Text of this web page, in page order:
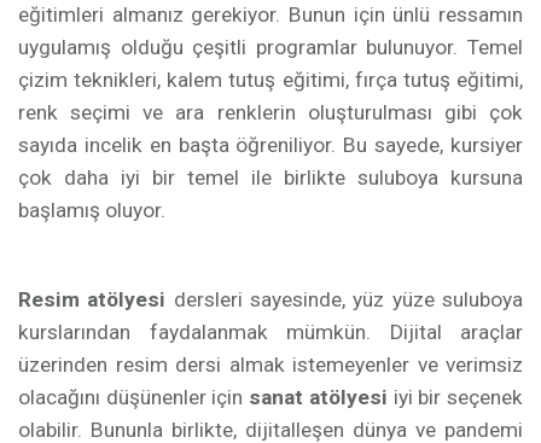
eğitimleri almanız gerekiyor. Bunun için ünlü ressamın
uygulamış olduğu çeşitli programlar bulunuyor. Temel
çizim teknikleri, kalem tutuş eğitimi, fırça tutuş eğitimi,
renk seçimi ve ara renklerin oluşturulması gibi çok
sayıda incelik en başta öğreniliyor. Bu sayede, kursiyer
çok daha iyi bir temel ile birlikte suluboya kursuna
başlamış oluyor.
Resim atölyesi dersleri sayesinde, yüz yüze suluboya
kurslarından faydalanmak mümkün. Dijital araçlar
üzerinden resim dersi almak istemeyenler ve verimsiz
olacağını düşünenler için sanat atölyesi iyi bir seçenek
olabilir. Bununla birlikte, dijitalleşen dünya ve pandemi